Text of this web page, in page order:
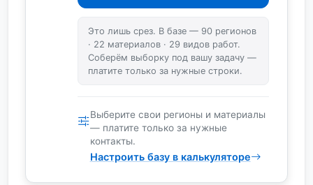
Это лишь срез. В базе — 90 регионов
· 22 материалов · 29 видов работ.
Соберём выборку под вашу задачу —
платите только за нужные строки.
Выберите свои регионы и материалы
— платите только за нужные
контакты.
Настроить базу в калькуляторе